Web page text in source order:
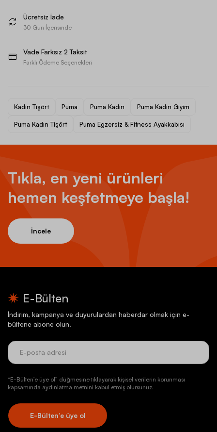
Ücretsiz İade
30 Gün İçerisinde
Vade Farksız 2 Taksit
Farklı Ödeme Seçenekleri
Kadın Tişört Puma Puma Kadın Puma Kadın Giyim
Puma Kadın Tişört Puma Egzersiz & Fitness Ayakkabısı
Tıkla, en yeni ürünleri
hemen keşfetmeye başla!
İncele
E-Bülten
İndirim, kampanya ve duyurulardan haberdar olmak için e-
bültene abone olun.
“E-Bülten’e üye ol” düğmesine tıklayarak kişisel verilerin korunması
kapsamında aydınlatma metnini kabul etmiş olursunuz.
E-Bülten’e üye ol